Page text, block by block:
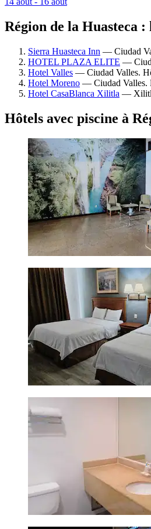
Région de la Huasteca :
Sierra Huasteca Inn — Ciudad
HOTEL PLAZA ELITE —
Hotel Valles — Ciudad Valles.
Hotel Moreno — Ciudad Valles.
Hotel CasaBlanca Xilitla —
Hôtels avec piscine à